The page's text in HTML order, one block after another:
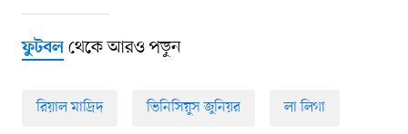
ফুটবলথেকে আরও পড়ুন
রিয়াল মাদ্রিদ ভিনিসিয়ুস জুনিয়র লা লিগা